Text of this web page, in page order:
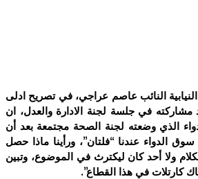
النائب عاصم عراجي، في تصريح ادلى
في جلسة لجنة الادارة والعدل، ان
الذي وضعته لجنة الصحة مجتمعة بعد أن
الدواء عندنا “فلتان”، ورأينا ماذا حصل
ولا أحد كان ليكترث في الموضوع، وتبين
كارتلات في هذا القطاع”.